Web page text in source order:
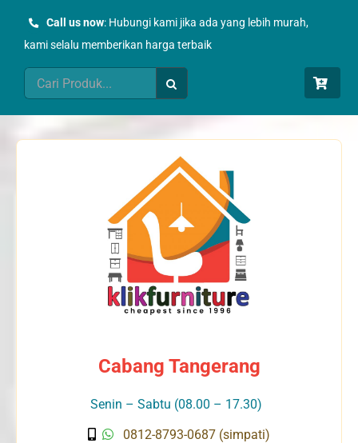
Call us now: Hubungi kami jika ada yang lebih murah,
kami selalu memberikan harga terbaik
Search
for:
Cabang Tangerang
Senin – Sabtu (08.00 – 17.30)
0812-8793-0687 (simpati)